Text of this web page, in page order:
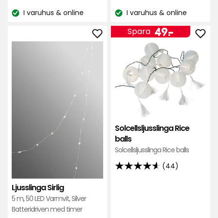
kr
Lagersaldo:
I varuhus & online
på
920
recensioner
kr
Lagersaldo:
I varuhus & online
Ljusslinga Sirlig
5 m, 50 LED Varmvit, Silver
Batteridriven med timer
Lägg
Ljusslinga
Solcellsljusslinga Rice
balls
Solcellsljusslinga Rice balls
(44)
4.6
Spara Pris
49-
.49